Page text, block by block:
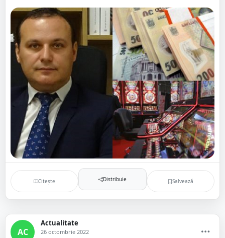
Citește Distribuie Salvează
AC
Actualitate
26 octombrie 2022